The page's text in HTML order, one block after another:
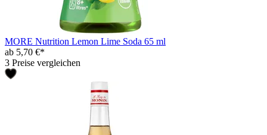
MORE Nutrition Lemon Lime Soda 65 ml
ab 5,70 €*
3 Preise vergleichen